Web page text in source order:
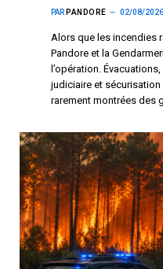
PAR PANDORE 02/08/2026
Alors que les incendies
Pandore et la
l’opération.
judiciaire et
rarement montrées des